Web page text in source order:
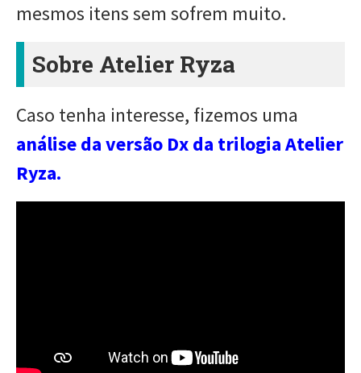
mesmos itens sem sofrem muito.
Sobre Atelier Ryza
Caso tenha interesse, fizemos uma
análise da versão Dx da trilogia Atelier
Ryza.